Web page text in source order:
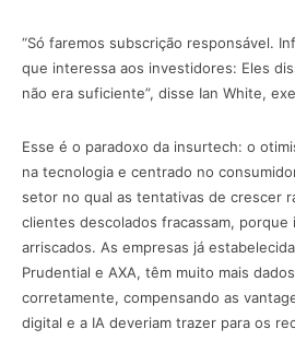
“Só faremos subscrição responsável.
que interessa aos investidores: Eles
não era suficiente”, disse Ian White,
Esse é o paradoxo da insurtech: o
na tecnologia e centrado no
setor no qual as tentativas de crescer
clientes descolados fracassam, porque
arriscados. As empresas já
Prudential e AXA, têm muito mais
corretamente, compensando as
digital e a IA deveriam trazer para os